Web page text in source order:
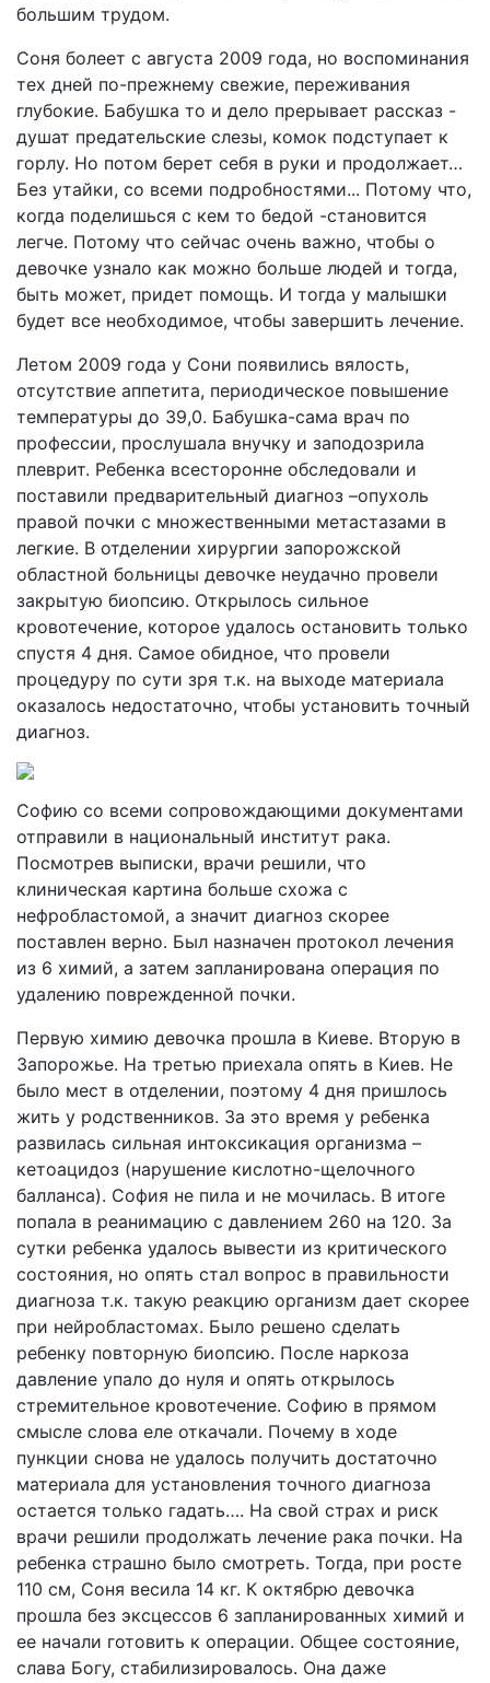
большим трудом.
Соня болеет с августа 2009 года, но воспоминания
тех дней по-прежнему свежие, переживания
глубокие. Бабушка то и дело прерывает рассказ -
душат предательские слезы, комок подступает к
горлу. Но потом берет себя в руки и продолжает…
Без утайки, со всеми подробностями... Потому что,
когда поделишься с кем то бедой -становится
легче. Потому что сейчас очень важно, чтобы о
девочке узнало как можно больше людей и тогда,
быть может, придет помощь. И тогда у малышки
будет все необходимое, чтобы завершить лечение.
Летом 2009 года у Сони появились вялость,
отсутствие аппетита, периодическое повышение
температуры до 39,0. Бабушка-сама врач по
профессии, прослушала внучку и заподозрила
плеврит. Ребенка всесторонне обследовали и
поставили предварительный диагноз –опухоль
правой почки с множественными метастазами в
легкие. В отделении хирургии запорожской
областной больницы девочке неудачно провели
закрытую биопсию. Открылось сильное
кровотечение, которое удалось остановить только
спустя 4 дня. Самое обидное, что провели
процедуру по сути зря т.к. на выходе материала
оказалось недостаточно, чтобы установить точный
диагноз.
Софию со всеми сопровождающими документами
отправили в национальный институт рака.
Посмотрев выписки, врачи решили, что
клиническая картина больше схожа с
нефробластомой, а значит диагноз скорее
поставлен верно. Был назначен протокол лечения
из 6 химий, а затем запланирована операция по
удалению поврежденной почки.
Первую химию девочка прошла в Киеве. Вторую в
Запорожье. На третью приехала опять в Киев. Не
было мест в отделении, поэтому 4 дня пришлось
жить у родственников. За это время у ребенка
развилась сильная интоксикация организма –
кетоацидоз (нарушение кислотно-щелочного
балланса). София не пила и не мочилась. В итоге
попала в реанимацию с давлением 260 на 120. За
сутки ребенка удалось вывести из критического
состояния, но опять стал вопрос в правильности
диагноза т.к. такую реакцию организм дает скорее
при нейробластомах. Было решено сделать
ребенку повторную биопсию. После наркоза
давление упало до нуля и опять открылось
стремительное кровотечение. Софию в прямом
смысле слова еле откачали. Почему в ходе
пункции снова не удалось получить достаточно
материала для установления точного диагноза
остается только гадать…. На свой страх и риск
врачи решили продолжать лечение рака почки. На
ребенка страшно было смотреть. Тогда, при росте
110 см, Соня весила 14 кг. К октябрю девочка
прошла без эксцессов 6 запланированных химий и
ее начали готовить к операции. Общее состояние,
слава Богу, стабилизировалось. Она даже